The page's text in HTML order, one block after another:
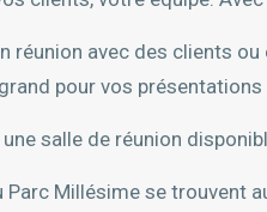
réunion avec des clients
pour vos présentations
salle de réunion
Millésime se trouvent